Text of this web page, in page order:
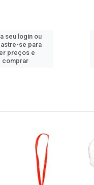
seu login ou
se para
preços e
comprar